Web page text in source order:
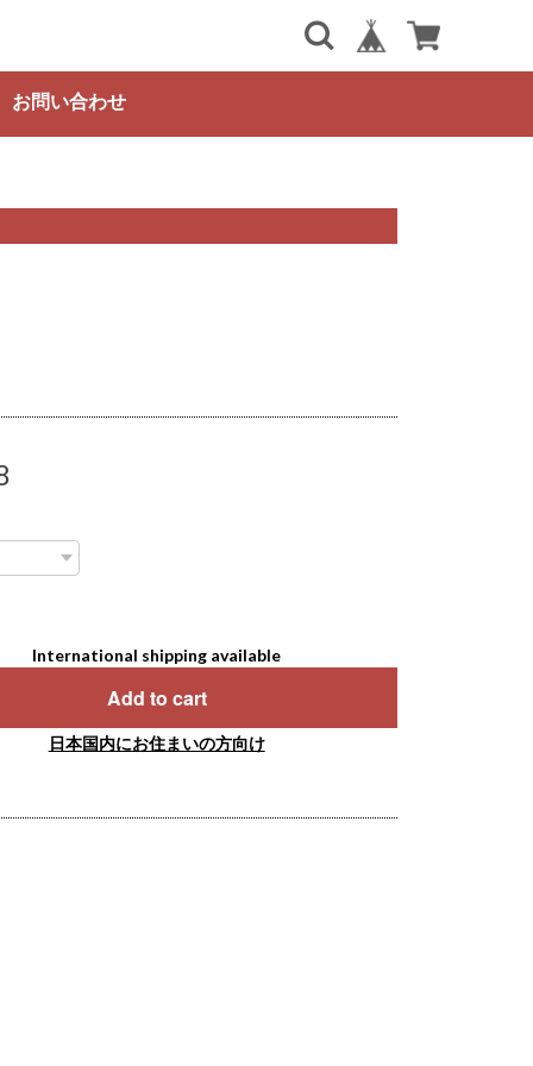
お問い合わせ
International shipping available
Add to cart
日本国内にお住まいの方向け